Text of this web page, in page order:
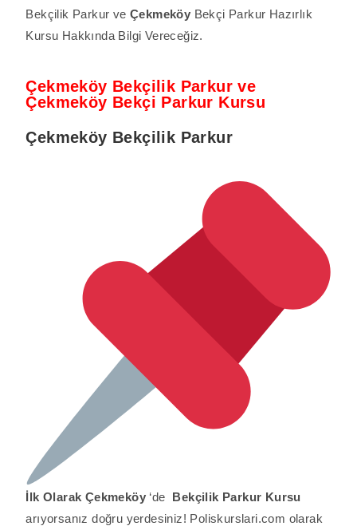
Bekçilik Parkur veÇekmeköy Bekçi Parkur Hazırlık
Kursu Hakkında Bilgi Vereceğiz.
Çekmeköy Bekçilik Parkur ve
Çekmeköy Bekçi Parkur Kursu
Çekmeköy Bekçilik Parkur
İlk Olarak Çekmeköy ‘de Bekçilik Parkur Kursu
arıyorsanız doğru yerdesiniz! Poliskurslari.com olarak